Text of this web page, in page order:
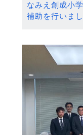
なみえ創成小
補助を行いま